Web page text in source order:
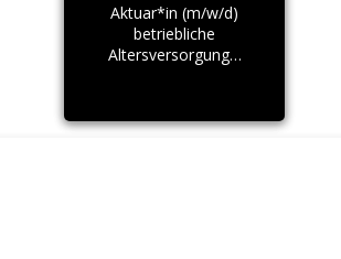
Aktuar*in (m/w/d)
betriebliche
Altersversorgung…